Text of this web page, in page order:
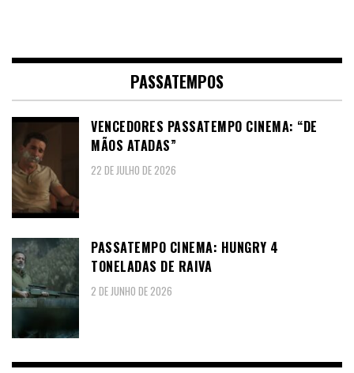
PASSATEMPOS
VENCEDORES PASSATEMPO CINEMA: “DE
MÃOS ATADAS”
22 DE JULHO DE 2026
PASSATEMPO CINEMA: HUNGRY 4
TONELADAS DE RAIVA
2 DE JUNHO DE 2026